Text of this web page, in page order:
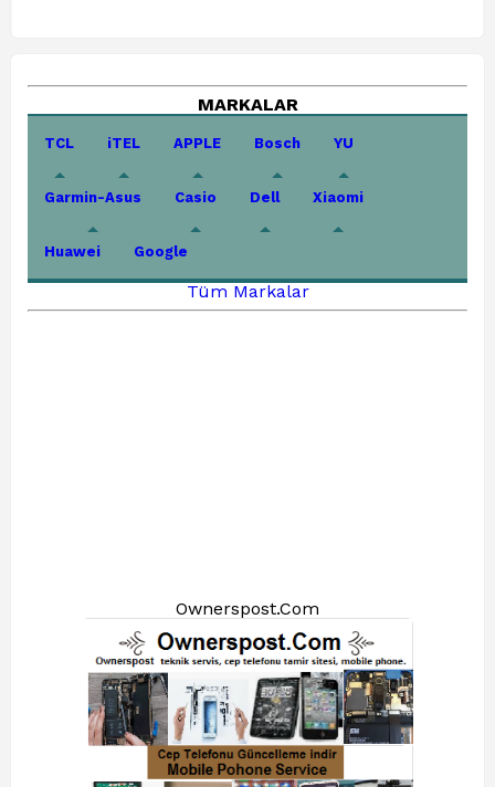
MARKALAR
TCL iTEL APPLE Bosch YU
Garmin-Asus Casio Dell Xiaomi
Huawei Google
Tüm Markalar
Ownerspost.Com